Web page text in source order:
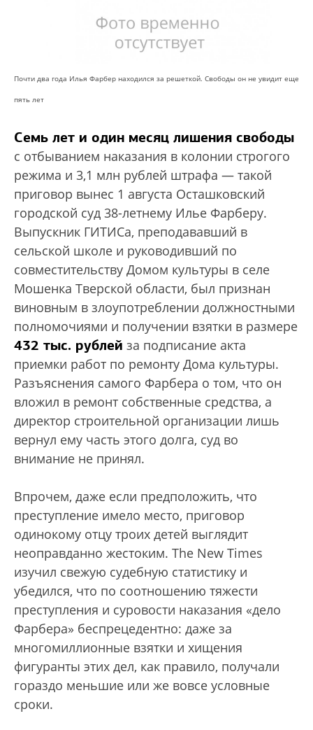
Почти два года Илья Фарбер находился за решеткой. Свободы он не увидит еще
пять лет
Семь лет и один месяц лишения свободы
с отбыванием наказания в колонии строгого
режима и 3,1 млн рублей штрафа — такой
приговор вынес 1 августа Осташковский
городской суд 38-летнему Илье Фарберу.
Выпускник ГИТИСа, преподававший в
сельской школе и руководивший по
совместительству Домом культуры в селе
Мошенка Тверской области, был признан
виновным в злоупотреблении должностными
полномочиями и получении взятки в размере
432 тыс. рублей за подписание акта
приемки работ по ремонту Дома культуры.
Разъяснения самого Фарбера о том, что он
вложил в ремонт собственные средства, а
директор строительной организации лишь
вернул ему часть этого долга, суд во
внимание не принял.
Впрочем, даже если предположить, что
преступление имело место, приговор
одинокому отцу троих детей выглядит
неоправданно жестоким. The New Times
изучил свежую судебную статистику и
убедился, что по соотношению тяжести
преступления и суровости наказания «дело
Фарбера» беспрецедентно: даже за
многомиллионные взятки и хищения
фигуранты этих дел, как правило, получали
гораздо меньшие или же вовсе условные
сроки.